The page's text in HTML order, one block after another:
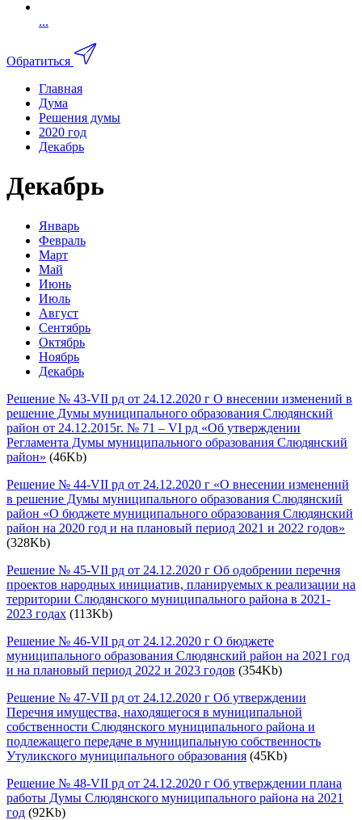
...
Обратиться
Главная
Дума
Решения думы
2020 год
Декабрь
Декабрь
Январь
Февраль
Март
Май
Июнь
Июль
Август
Сентябрь
Октябрь
Ноябрь
Декабрь
Решение № 43-VII рд от 24.12.2020 г О внесении изменений в
решение Думы муниципального образования Слюдянский
район от 24.12.2015г. № 71 – VI рд «Об утверждении
Регламента Думы муниципального образования Слюдянский
район» (46Kb)
Решение № 44-VII рд от 24.12.2020 г «О внесении изменений
в решение Думы муниципального образования Слюдянский
район «О бюджете муниципального образования Слюдянский
район на 2020 год и на плановый период 2021 и 2022 годов»
(328Kb)
Решение № 45-VII рд от 24.12.2020 г Об одобрении перечня
проектов народных инициатив, планируемых к реализации на
территории Слюдянского муниципального района в 2021-
2023 годах (113Kb)
Решение № 46-VII рд от 24.12.2020 г О бюджете
муниципального образования Слюдянский район на 2021 год
и на плановый период 2022 и 2023 годов (354Kb)
Решение № 47-VII рд от 24.12.2020 г Об утверждении
Перечня имущества, находящегося в муниципальной
собственности Слюдянского муниципального района и
подлежащего передаче в муниципальную собственность
Утуликского муниципального образования (45Kb)
Решение № 48-VII рд от 24.12.2020 г Об утверждении плана
работы Думы Слюдянского муниципального района на 2021
год (92Kb)